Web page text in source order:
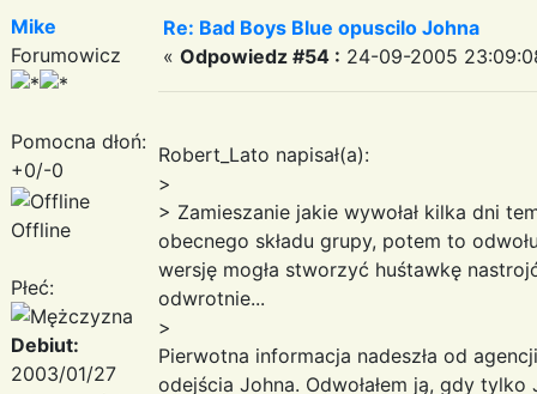
Mike
Forumowicz
Pomocna dłoń:
+0/-0
Offline
Płeć:
Debiut:
2003/01/27
Re: Bad Boys Blue opuscilo Johna
« Odpowiedz #54 : 24-09-2005
Robert_Lato napisał(a):
>
> Zamieszanie jakie wywołał kilka dni
obecnego składu grupy, potem to
wersję mogła stworzyć huśtawkę
odwrotnie...
>
Pierwotna informacja nadeszła od
odejścia Johna. Odwołałem ją, gdy